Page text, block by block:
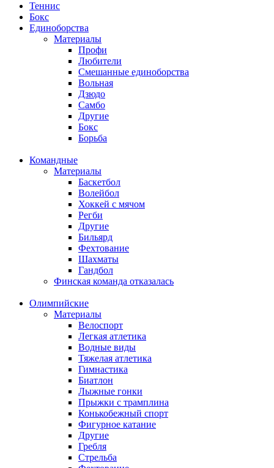
Теннис
Бокс
Единоборства
Материалы
Профи
Любители
Смешанные единоборства
Вольная
Дзюдо
Самбо
Другие
Бокс
Борьба
Командные
Материалы
Баскетбол
Волейбол
Хоккей с мячом
Регби
Другие
Бильярд
Фехтование
Шахматы
Гандбол
Финская команда отказалась
Олимпийские
Материалы
Велоспорт
Легкая атлетика
Водные виды
Тяжелая атлетика
Гимнастика
Биатлон
Лыжные гонки
Прыжки с трамплина
Конькобежный спорт
Фигурное катание
Другие
Гребля
Стрельба